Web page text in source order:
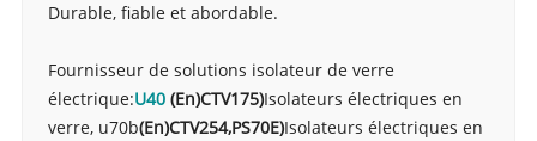
Durable, fiable et abordable.
Fournisseur de solutions isolateur de verre
électrique:U40 (En)CTV175)Isolateurs électriques en
verre, u70b(En)CTV254,PS70E)Isolateurs électriques en